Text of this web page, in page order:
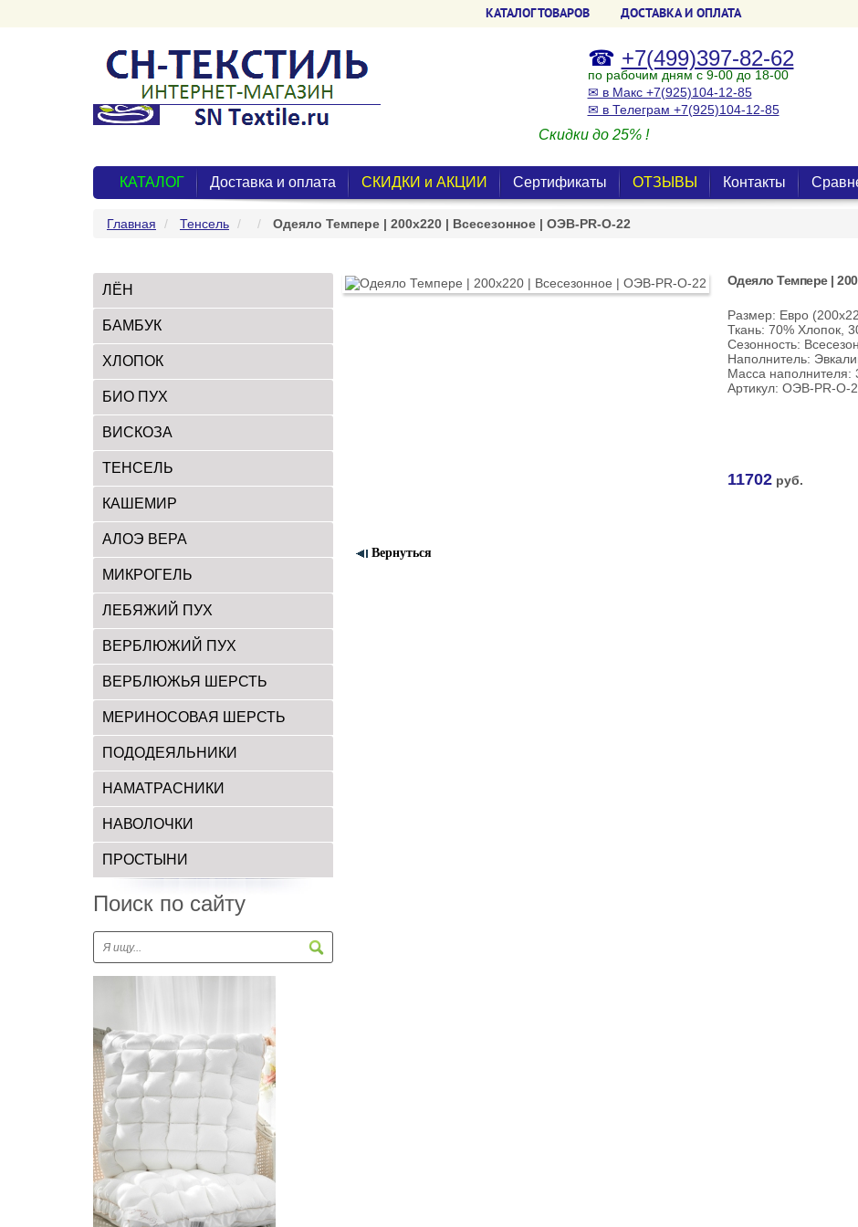
КАТАЛОГ ТОВАРОВ ДОСТАВКА И ОПЛАТА
☎ +7(499)397-82-62
по рабочим дням с 9-00 до 18-00
✉ в Макс +7(925)104-12-85
✉ в Телеграм +7(925)104-12-85
Скидки до 25% !
КАТАЛОГ Доставка и оплата СКИДКИ и АКЦИИ Сертификаты ОТЗЫВЫ Контакты
Главная Тенсель Одеяло Темпере | 200х220 | Всесезонное | ОЭВ-PR-О-22
ЛЁН
БАМБУК
ХЛОПОК
БИО ПУХ
ВИСКОЗА
ТЕНСЕЛЬ
КАШЕМИР
АЛОЭ ВЕРА
МИКРОГЕЛЬ
ЛЕБЯЖИЙ ПУХ
ВЕРБЛЮЖИЙ ПУХ
ВЕРБЛЮЖЬЯ ШЕРСТЬ
МЕРИНОСОВАЯ ШЕРСТЬ
ПОДОДЕЯЛЬНИКИ
НАМАТРАСНИКИ
НАВОЛОЧКИ
ПРОСТЫНИ
Поиск по сайту
Одеяло Темпере |
Размер: Евро
Ткань: 70% Хлопок,
Сезонность:
Наполнитель:
Масса наполнителя:
Артикул: ОЭВ-PR-О-
11702руб.
Вернуться